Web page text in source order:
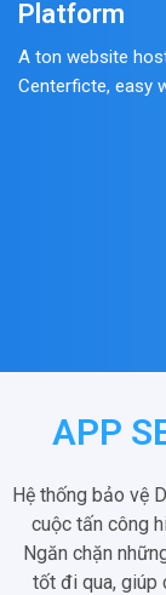
Platform
A ton website
Centerficte, easy
APP
Hệ thống bảo vệ
cuộc tấn công
Ngăn chặn
tốt đi qua, giúp